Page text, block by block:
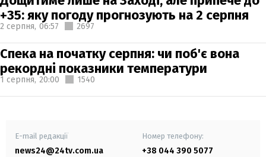
+35: яку погоду прогнозують на 2 серпня
2 серпня, 06:57 2697
Спека на початку серпня: чи поб'є вона
рекордні показники температури
1 серпня, 20:00 1540
E-mail редакції
news24@24tv.com.ua
Номер телефону:
+38 044 390 5077